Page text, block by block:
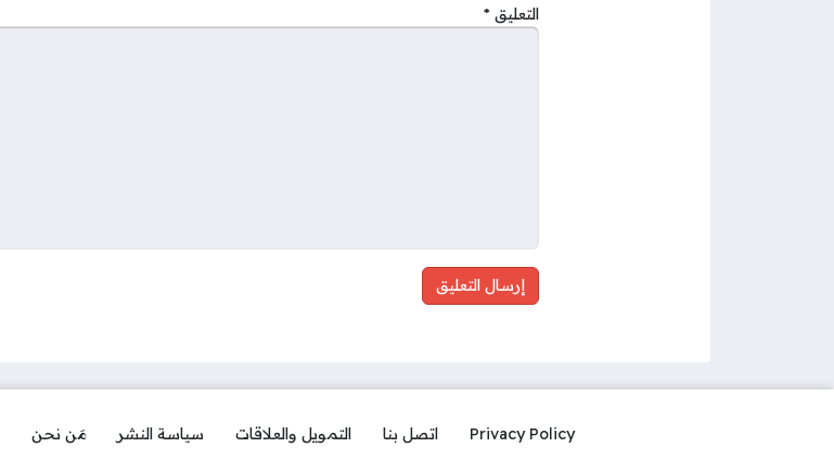
التعليق *
Privacy Policy اتصل بنا التمويل والعلاقات سياسة النشر مَن نحن